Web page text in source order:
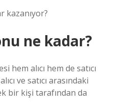
kazanıyor?
ne kadar?
hem alıcı hem de satıcı
ve satıcı arasındaki
bir kişi tarafından da